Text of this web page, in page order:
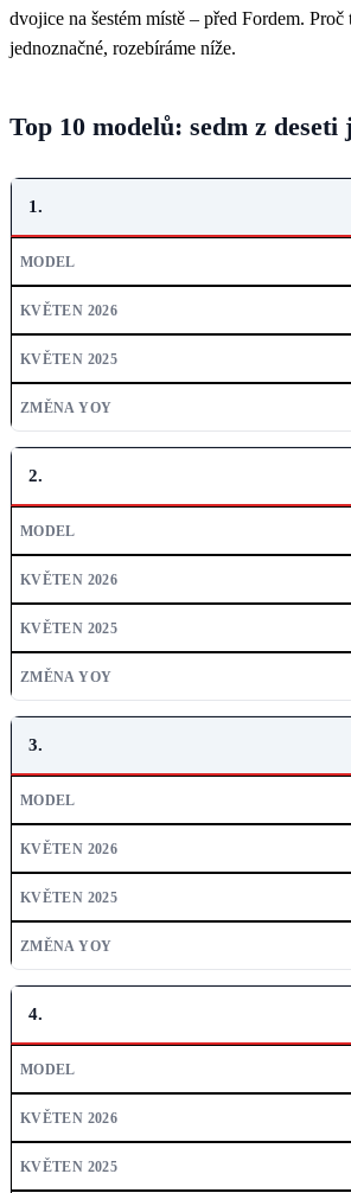
dvojice na šestém místě – před Fordem. Proč
jednoznačné, rozebíráme níže.
Top 10 modelů: sedm z deseti
POŘADÍ
MODEL
KVĚTEN 2026
KVĚTEN 2025
ZMĚNA YOY
1.
2.
3.
4.